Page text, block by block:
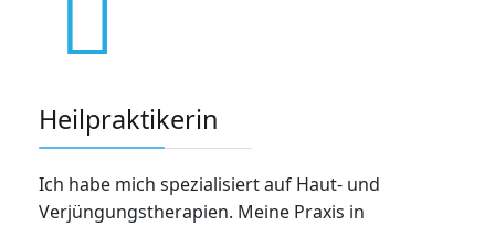
Heilpraktikerin
Ich habe mich spezialisiert auf Haut- und
Verjüngungstherapien. Meine Praxis in